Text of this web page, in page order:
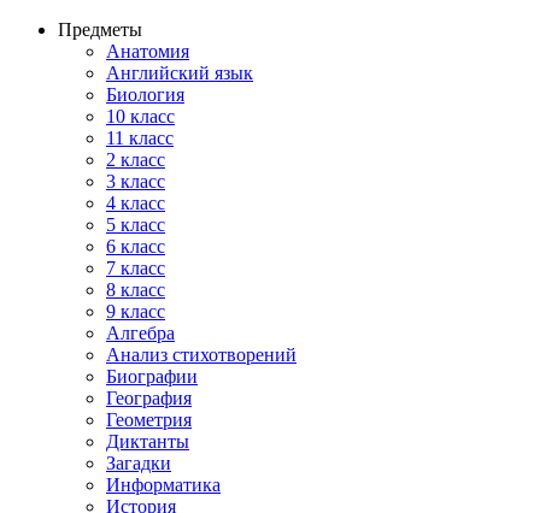
Предметы
Анатомия
Английский язык
Биология
10 класс
11 класс
2 класс
3 класс
4 класс
5 класс
6 класс
7 класс
8 класс
9 класс
Алгебра
Анализ стихотворений
Биографии
География
Геометрия
Диктанты
Загадки
Информатика
История